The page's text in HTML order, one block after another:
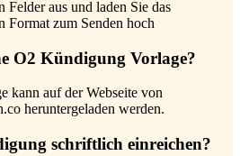
aus und laden Sie das
Format zum Senden hoch
O2 Kündigung Vorlage?
kann auf der Webseite von
heruntergeladen werden.
schriftlich einreichen?